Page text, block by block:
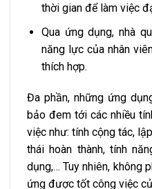
thời gian để làm việc
Qua ứng dụng, nhà
năng lực của nhân
thích hợp.
Đa phần, những ứng
bảo đem tới các nhiều
việc như: tính cộng tác,
thái hoàn thành, tính
dụng,… Tuy nhiên, không
ứng được tốt công việc